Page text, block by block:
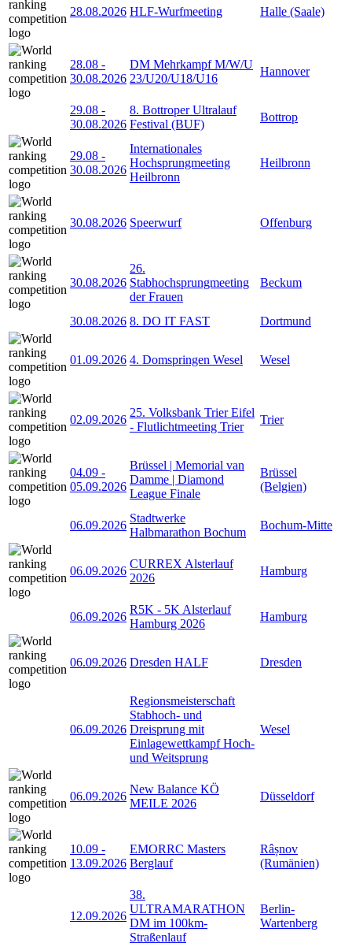
28.08.2026 HLF-Wurfmeeting Halle (Saale)
28.08 -
30.08.2026
DM Mehrkampf M/W/U
23/U20/U18/U16
Hannover
29.08 -
30.08.2026
8. Bottroper Ultralauf
Festival (BUF)
Bottrop
29.08 -
30.08.2026
Internationales
Hochsprungmeeting
Heilbronn
Heilbronn
30.08.2026 Speerwurf Offenburg
30.08.2026
26.
Stabhochsprungmeeting
der Frauen
Beckum
30.08.2026 8. DO IT FAST Dortmund
01.09.2026 4. Domspringen Wesel Wesel
02.09.2026
25. Volksbank Trier Eifel
- Flutlichtmeeting Trier
Trier
04.09 -
05.09.2026
Brüssel | Memorial van
Damme | Diamond
League Finale
Brüssel
(Belgien)
06.09.2026
Stadtwerke
Halbmarathon Bochum
Bochum-Mitte
06.09.2026
CURREX Alsterlauf
2026
Hamburg
06.09.2026
R5K - 5K Alsterlauf
Hamburg 2026
Hamburg
06.09.2026 Dresden HALF Dresden
06.09.2026
Regionsmeisterschaft
Stabhoch- und
Dreisprung mit
Einlagewettkampf Hoch-
und Weitsprung
Wesel
06.09.2026
New Balance KÖ
MEILE 2026
Düsseldorf
10.09 -
13.09.2026
EMORRC Masters
Berglauf
Râșnov
(Rumänien)
12.09.2026
38.
ULTRAMARATHON
DM im 100km-
Straßenlauf
Berlin-
Wartenberg